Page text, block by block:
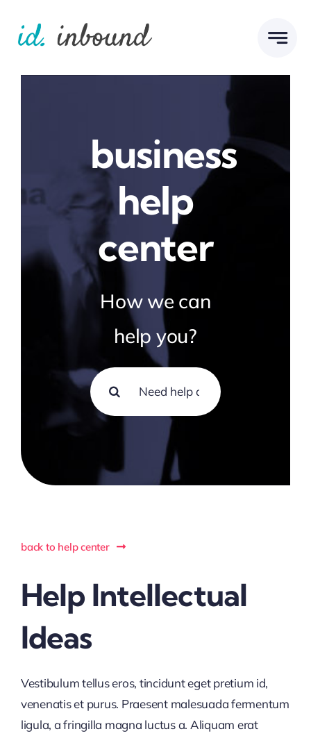
content
business
help
center
How we can
help you?
Search
for:
back to help center
Help Intellectual
Ideas
Vestibulum tellus eros, tincidunt eget pretium id,
venenatis et purus. Praesent malesuada fermentum
ligula, a fringilla magna luctus a. Aliquam erat